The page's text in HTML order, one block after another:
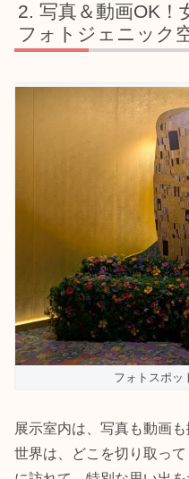
写真＆動画OK！
フォトジェニック
フォトスポッ
展示室内は、写真も動画
世界は、どこを切り取っ